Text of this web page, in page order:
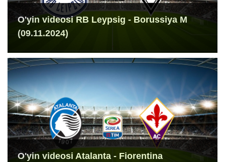
O'yin videosi RB Leypsig - Borussiya M
(09.11.2024)
O'yin videosi Atalanta - Fiorentina